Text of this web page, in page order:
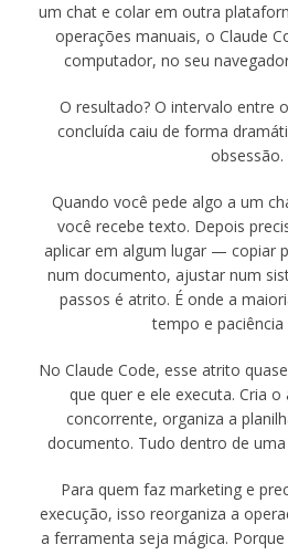
um chat e colar em outra
operações manuais, o Claude
computador, no seu
O resultado? O intervalo entre
concluída caiu de forma
obsessão.
Quando você pede algo a um
você recebe texto. Depois
aplicar em algum lugar — copiar
num documento, ajustar num
passos é atrito. É onde a
tempo e paciência
No Claude Code, esse atrito
que quer e ele executa. Cria
concorrente, organiza a
documento. Tudo dentro de
Para quem faz marketing e
execução, isso reorganiza a
a ferramenta seja mágica.